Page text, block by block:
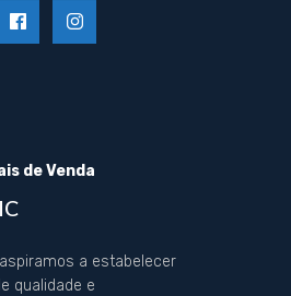
de Venda
a estabelecer
qualidade e